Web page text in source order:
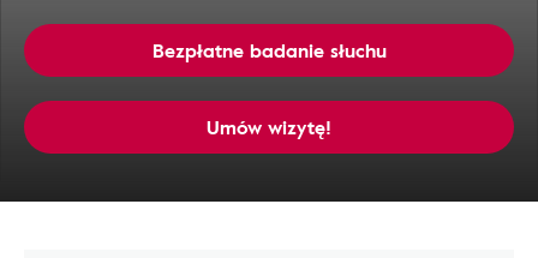
Bezpłatne badanie słuchu
Umów wizytę!